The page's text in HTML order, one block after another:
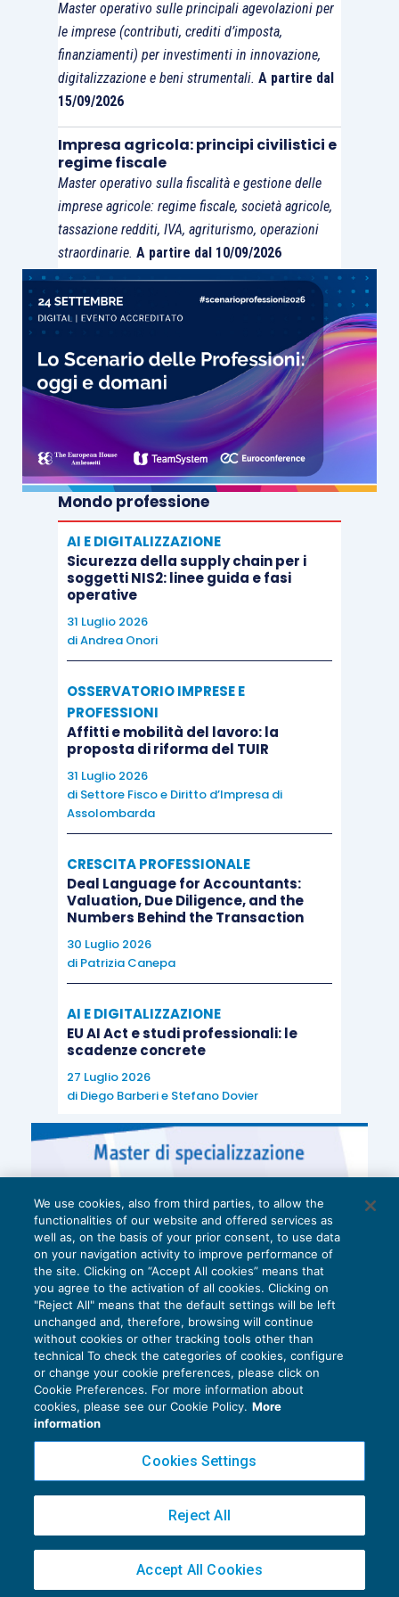
rappresentante del gruppo nelle proprie
liquidazioni o nella propria dichiarazione annuale.
Infine, si ricorda che, in modo simile a quanto
avviene con riguardo allaliquidazione Iva di
gruppo, l’articolo 70-sexies reca una disciplina
specifica con riguardo alleeccedenze detraibili
risultanti dalla dichiarazione annuale relativa
all’anno precedenterispetto a quello di
partecipazione alGruppo Iva. In particolare, è
previsto che tali eccedenze non si trasferiscono
al gruppo medesimo e possono essere chieste a
rimborso anche in mancanza degli specifici
presupposti indicati dall’articolo 30 D.P.R.
633/1972, ovvero compensate orizzontalmente
secondo le norme dell’articolo 17 DLgs.
Master operativo sulle principali agevolazioni per
le imprese (contributi, crediti d’imposta,
finanziamenti) per investimenti in innovazione,
digitalizzazione e beni strumentali. A partire dal
15/09/2026
Impresa agricola: principi civilistici e
regime fiscale
Master operativo sulla fiscalità e gestione delle
imprese agricole: regime fiscale, società agricole,
tassazione redditi, IVA, agriturismo, operazioni
straordinarie. A partire dal 10/09/2026
Mondo professione
AI E DIGITALIZZAZIONE
Sicurezza della supply chain per i
soggetti NIS2: linee guida e fasi
operative
31 Luglio 2026
diAndrea Onori
OSSERVATORIO IMPRESE E
PROFESSIONI
Affitti e mobilità del lavoro: la
proposta di riforma del TUIR
31 Luglio 2026
di Settore Fisco e Diritto d’Impresa di
Assolombarda
CRESCITA PROFESSIONALE
Deal Language for Accountants:
Valuation, Due Diligence, and the
Numbers Behind the Transaction
30 Luglio 2026
di Patrizia Canepa
AI E DIGITALIZZAZIONE
EU AI Act e studi professionali: le
scadenze concrete
27 Luglio 2026
di Diego Barberie Stefano Dovier
Privacy Policy
Cookie Policy
Copyright 2016 ©Gruppo Euroconference S.p.A.v2.32.4
Piazza Luigi Einaudi, 10N01 - 20124 Milano - info@ecnews.it
02776120236
We use cookies, also from third parties, to allow the
functionalities of our website and offered services as
well as, on the basis of your prior consent, to use data
on your navigation activity to improve performance of
the site. Clicking on “Accept All cookies” means that
you agree to the activation of all cookies. Clicking on
"Reject All" means that the default settings will be left
unchanged and, therefore, browsing will continue
without cookies or other tracking tools other than
technical To check the categories of cookies, configure
or change your cookie preferences, please click on
Cookie Preferences. For more information about
cookies, please see our Cookie Policy. More
information
Cookies Settings
Reject All
Accept All Cookies